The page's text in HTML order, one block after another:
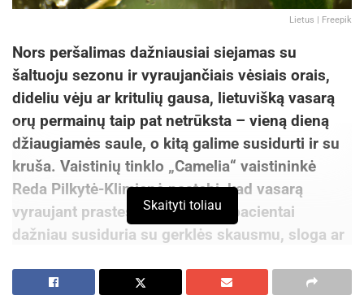
Lietus | Freepik
Nors peršalimas dažniausiai siejamas su
šaltuoju sezonu ir vyraujančiais vėsiais orais,
dideliu vėju ar kritulių gausa, lietuvišką vasarą
orų permainų taip pat netrūksta – vieną dieną
džiaugiamės saule, o kitą galime susidurti ir su
kruša. Vaistinių tinklo „Camelia“ vaistininkė
Reda Pilkytė-Klimienė pastebi, kad vasarą
vyraujant prastesniems orams, pacientai
dažniau susiduria su gerklės skausmu, sloga ar
kasdienės klaidos. Tad kaip save apsaugoti, kad
Skaityti toliau